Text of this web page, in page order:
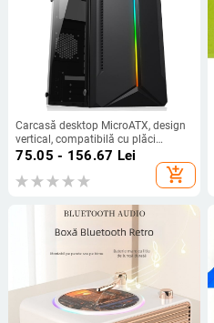
Carcasă desktop MicroATX, design
vertical, compatibilă cu plăci
MicroATX, USB 2.0 frontal, fără
75.05 - 156.67 Lei
add_shopping_cart